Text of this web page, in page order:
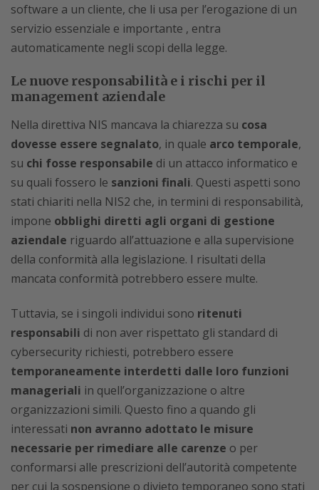
software a un cliente, che li usa per l’erogazione di un
servizio essenziale e importante , entra
automaticamente negli scopi della legge.
Le nuove responsabilità e i rischi per il
management aziendale
Nella direttiva NIS mancava la chiarezza su cosa
dovesse essere segnalato, in quale arco temporale,
su chi fosse responsabile di un attacco informatico e
su quali fossero le sanzioni finali. Questi aspetti sono
stati chiariti nella NIS2 che, in termini di responsabilità,
impone obblighi diretti agli organi di gestione
aziendale riguardo all’attuazione e alla supervisione
della conformità alla legislazione. I risultati della
mancata conformità potrebbero essere multe.
Tuttavia, se i singoli individui sono ritenuti
responsabili di non aver rispettato gli standard di
cybersecurity richiesti, potrebbero essere
temporaneamente interdetti dalle loro funzioni
manageriali in quell’organizzazione o altre
organizzazioni simili. Questo fino a quando gli
interessati non avranno adottato le misure
necessarie per rimediare alle carenze o per
conformarsi alle prescrizioni dell’autorità competente
per cui la sospensione o divieto temporaneo sono stati